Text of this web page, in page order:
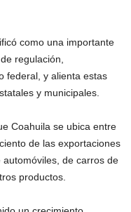
como una importante
regulación,
federal, y alienta estas
y municipales.
Coahuila se ubica entre
de las exportaciones
de carros de
productos.